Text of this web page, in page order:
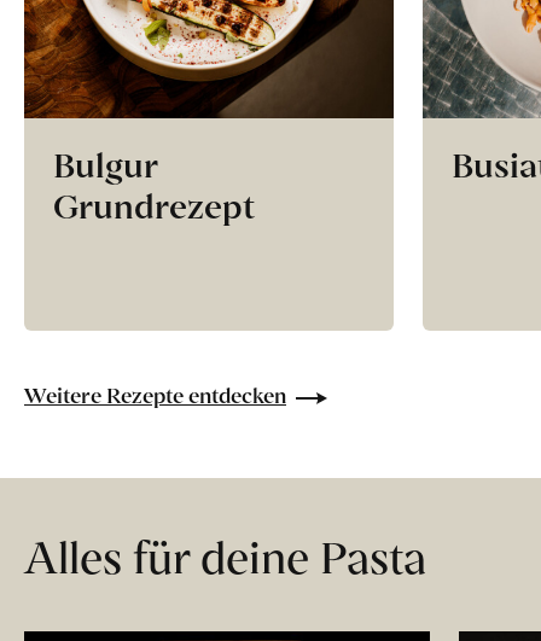
Bulgur
Grundrezept
Weitere Rezepte entdecken
Alles für deine Pasta